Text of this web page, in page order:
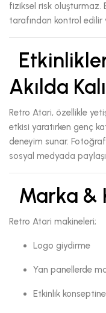
fiziksel risk oluşturmaz.
tarafından kontrol edilir
Akılda
Retro Atari, özellikle
etkisi yaratırken genç
deneyim sunar.
sosyal medyada
Marka &
Retro Atari makineleri;
Logo giydirme
Yan panellerde
Etkinlik